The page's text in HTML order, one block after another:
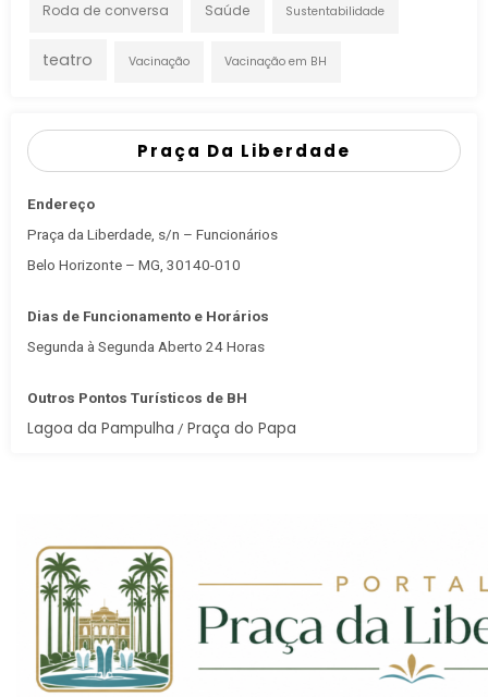
Roda de conversa Saúde Sustentabilidade
teatro Vacinação Vacinação em BH
Praça Da Liberdade
Endereço
Praça da Liberdade, s/n – Funcionários
Belo Horizonte – MG, 30140-010
Dias de Funcionamento e Horários
Segunda à Segunda Aberto 24 Horas
Outros Pontos Turísticos de BH
Lagoa da Pampulha / Praça do Papa